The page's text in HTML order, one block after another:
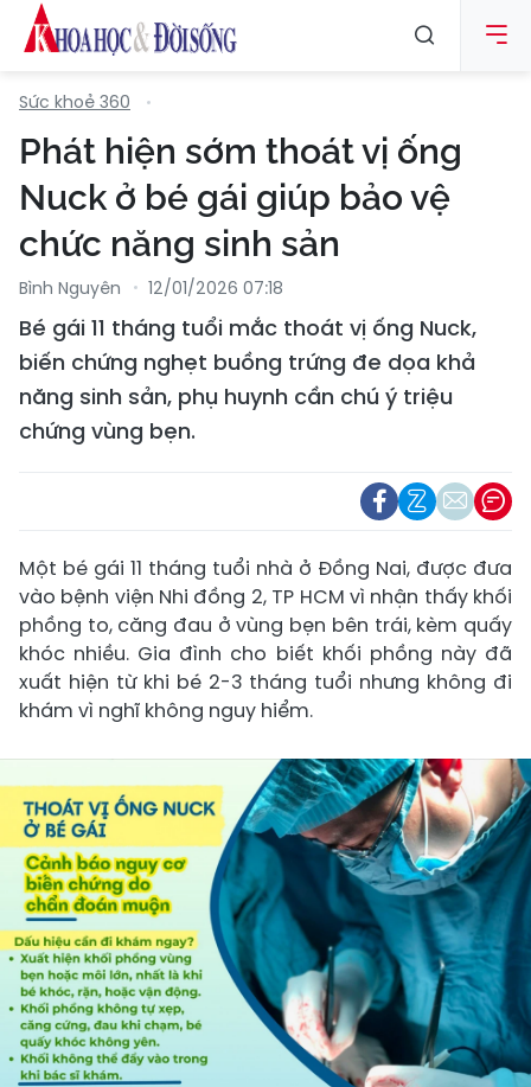
Sức khoẻ 360
Phát hiện sớm thoát vị ống
Nuck ở bé gái giúp bảo vệ
chức năng sinh sản
Bình Nguyên 12/01/2026 07:18
Bé gái 11 tháng tuổi mắc thoát vị ống Nuck,
biến chứng nghẹt buồng trứng đe dọa khả
năng sinh sản, phụ huynh cần chú ý triệu
chứng vùng bẹn.
Một bé gái 11 tháng tuổi nhà ở Đồng Nai, được đưa
vào bệnh viện Nhi đồng 2, TP HCM vì nhận thấy khối
phồng to, căng đau ở vùng bẹn bên trái, kèm quấy
khóc nhiều. Gia đình cho biết khối phồng này đã
xuất hiện từ khi bé 2-3 tháng tuổi nhưng không đi
khám vì nghĩ không nguy hiểm.